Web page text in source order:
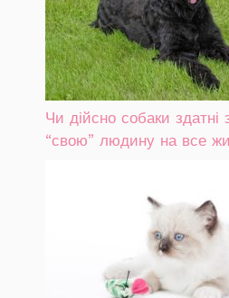
Чи дійсно собаки здатні
“свою” людину на все